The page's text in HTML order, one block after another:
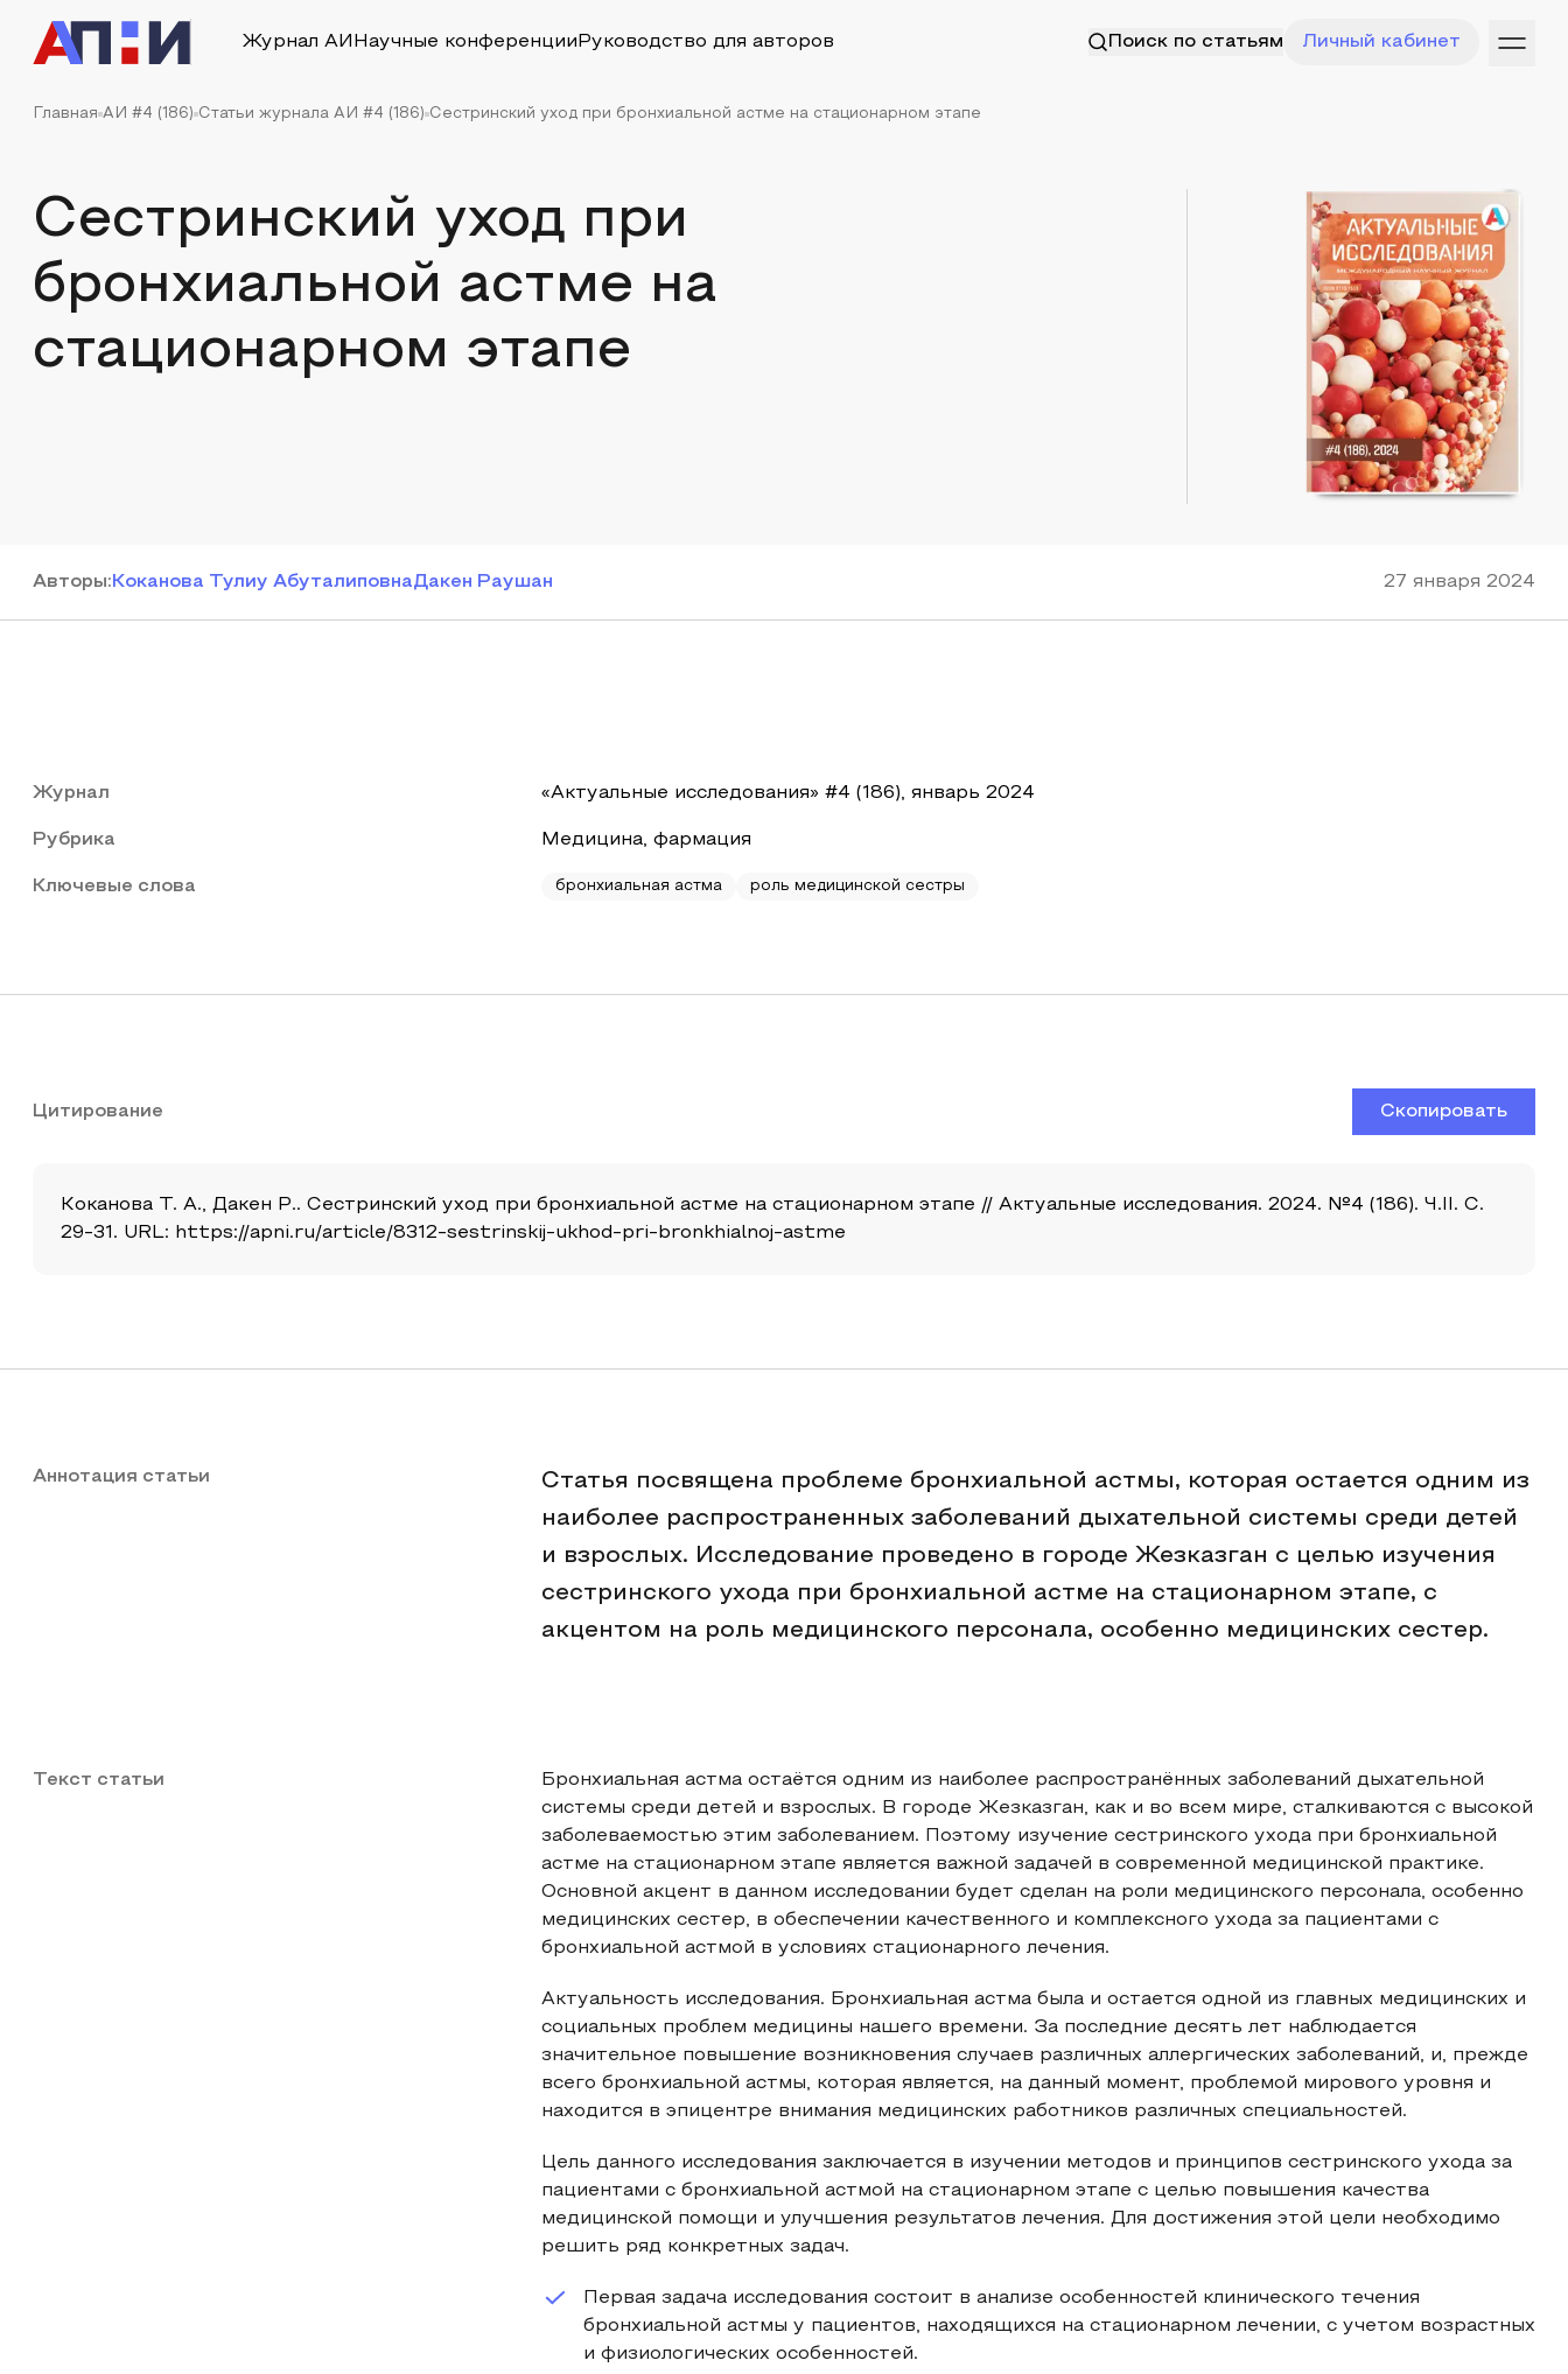
Журнал АИ Научные конференции Руководство для авторов Поиск по статьям Личный кабинет
Главная АИ #4 (186) Статьи журнала АИ #4 (186) Сестринский уход при бронхиальной астме на стационарном этапе
Сестринский уход при
бронхиальной астме на
стационарном этапе
Авторы: Коканова Тулиу АбуталиповнаДакен Раушан 27 января 2024
Журнал «Актуальные исследования» #4 (186), январь 2024
Рубрика Медицина, фармация
Ключевые слова бронхиальная астма роль медицинской сестры
Цитирование Скопировать
Коканова Т. А., Дакен Р.. Сестринский уход при бронхиальной астме на стационарном этапе // Актуальные исследования. 2024. №4 (186). Ч.II. С.
29-31. URL: https://apni.ru/article/8312-sestrinskij-ukhod-pri-bronkhialnoj-astme
Аннотация статьи
Статья посвящена проблеме бронхиальной астмы, которая остается одним из
наиболее распространенных заболеваний дыхательной системы среди детей
и взрослых. Исследование проведено в городе Жезказган с целью изучения
сестринского ухода при бронхиальной астме на стационарном этапе, с
акцентом на роль медицинского персонала, особенно медицинских сестер.
Текст статьи
Бронхиальная астма остаётся одним из наиболее распространённых заболеваний дыхательной
системы среди детей и взрослых. В городе Жезказган, как и во всем мире, сталкиваются с высокой
заболеваемостью этим заболеванием. Поэтому изучение сестринского ухода при бронхиальной
астме на стационарном этапе является важной задачей в современной медицинской практике.
Основной акцент в данном исследовании будет сделан на роли медицинского персонала, особенно
медицинских сестер, в обеспечении качественного и комплексного ухода за пациентами с
бронхиальной астмой в условиях стационарного лечения.
Актуальность исследования. Бронхиальная астма была и остается одной из главных медицинских и
социальных проблем медицины нашего времени. За последние десять лет наблюдается
значительное повышение возникновения случаев различных аллергических заболеваний, и, прежде
всего бронхиальной астмы, которая является, на данный момент, проблемой мирового уровня и
находится в эпицентре внимания медицинских работников различных специальностей.
Цель данного исследования заключается в изучении методов и принципов сестринского ухода за
пациентами с бронхиальной астмой на стационарном этапе с целью повышения качества
медицинской помощи и улучшения результатов лечения. Для достижения этой цели необходимо
решить ряд конкретных задач.
Первая задача исследования состоит в анализе особенностей клинического течения
бронхиальной астмы у пациентов, находящихся на стационарном лечении, с учетом возрастных
и физиологических особенностей.